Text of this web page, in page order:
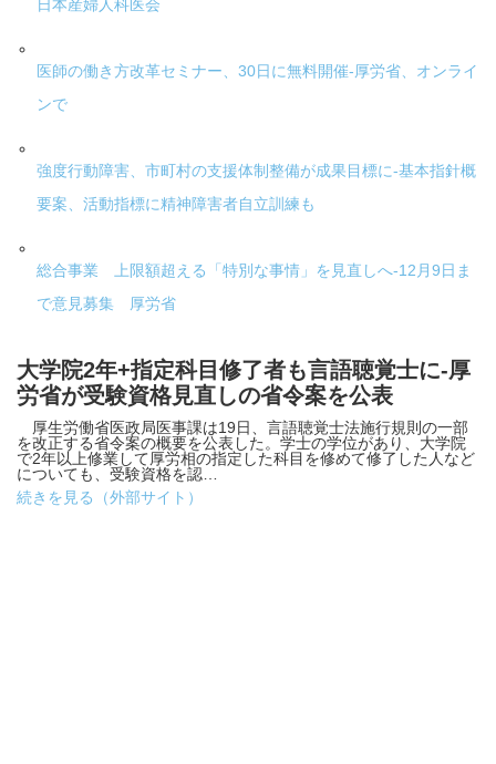
日本産婦人科医会
医師の働き方改革セミナー、30日に無料開催-厚労省、オンライ
ンで
強度行動障害、市町村の支援体制整備が成果目標に-基本指針概
要案、活動指標に精神障害者自立訓練も
総合事業 上限額超える「特別な事情」を見直しへ-12月9日ま
で意見募集 厚労省
大学院2年+指定科目修了者も言語聴覚士に-厚
労省が受験資格見直しの省令案を公表
厚生労働省医政局医事課は19日、言語聴覚士法施行規則の一部
を改正する省令案の概要を公表した。学士の学位があり、大学院
で2年以上修業して厚労相の指定した科目を修めて修了した人など
についても、受験資格を認…
続きを見る（外部サイト）